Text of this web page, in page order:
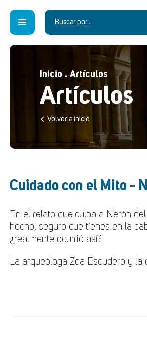
Inicio . Artículos
Artículos
Volver a inicio
Cuidado con el Mito -
En el relato que culpa a Nerón
hecho, seguro que tienes en la
¿realmente ocurrió así?
La arqueóloga Zoa Escudero y la